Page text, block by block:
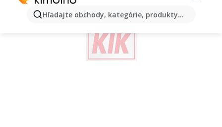
Hľadajte obchody, kategórie, produkty...